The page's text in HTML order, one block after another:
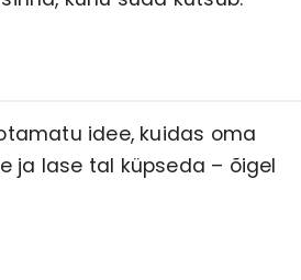
idee, kuidas oma
ja lase tal küpseda – õigel